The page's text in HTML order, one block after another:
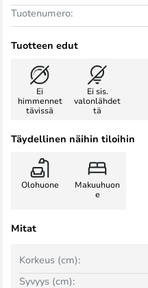
Tuotenumero:
Tuotteen edut
Ei
himmennet
tävissä
Ei sis.
valonlähdet
tä
Täydellinen näihin tiloihin
Olohuone
Makuuhuon
e
Mitat
Korkeus (cm):
Syvyys (cm):